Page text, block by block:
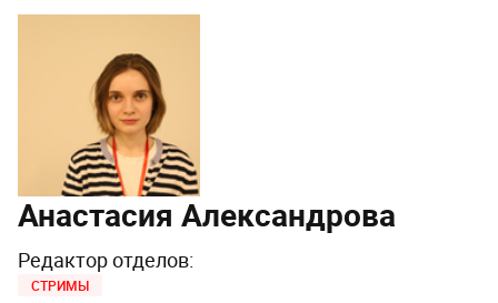
Анастасия Александрова
Редактор отделов:
СТРИМЫ